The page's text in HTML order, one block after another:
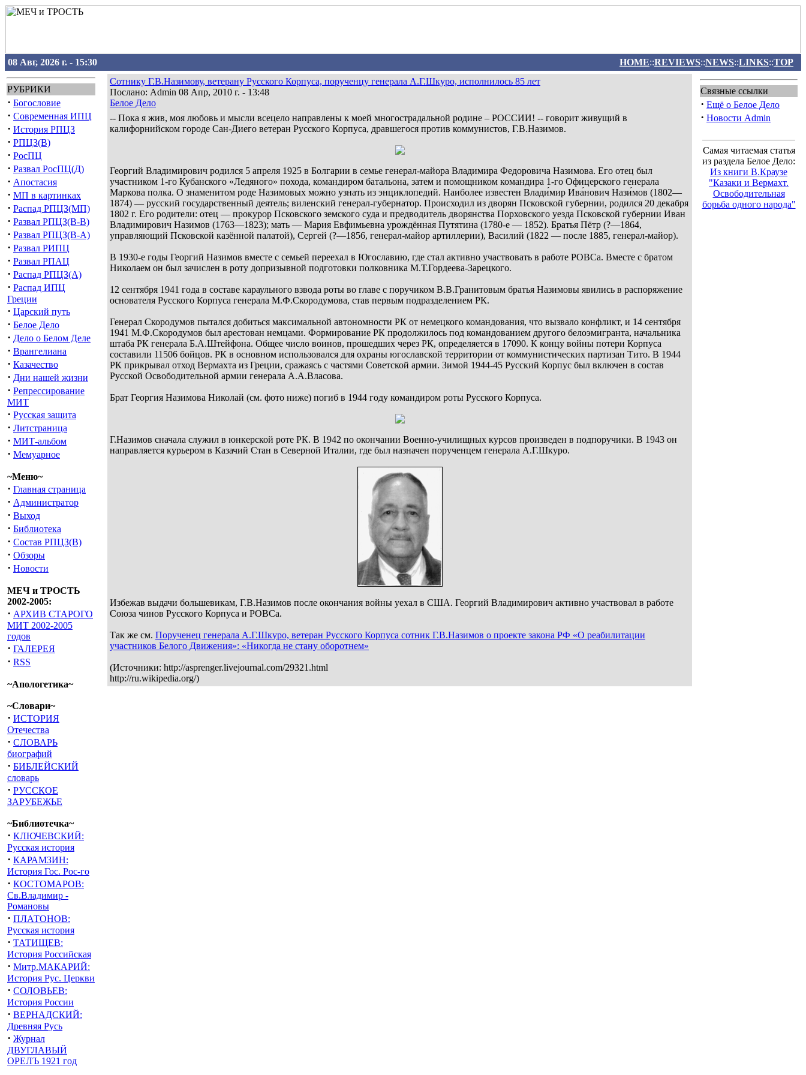
08 Авг, 2026 г. - 15:30 HOME::REVIEWS::NEWS::LINKS::TOP
РУБРИКИ
· Богословие
· Современная ИПЦ
· История РПЦЗ
· РПЦЗ(В)
· РосПЦ
· Развал РосПЦ(Д)
· Апостасия
· МП в картинках
· Распад РПЦЗ(МП)
· Развал РПЦЗ(В-В)
· Развал РПЦЗ(В-А)
· Развал РИПЦ
· Развал РПАЦ
· Распад РПЦЗ(А)
· Распад ИПЦ
Греции
· Царский путь
· Белое Дело
· Дело о Белом Деле
· Врангелиана
· Казачество
· Дни нашей жизни
· Репрессирование
МИТ
· Русская защита
· Литстраница
· МИТ-альбом
· Мемуарное
~Меню~
· Главная страница
· Администратор
· Выход
· Библиотека
· Состав РПЦЗ(В)
· Обзоры
· Новости
МЕЧ и ТРОСТЬ
2002-2005:
· АРХИВ СТАРОГО
МИТ 2002-2005
годов
· ГАЛЕРЕЯ
· RSS
~Апологетика~
~Словари~
· ИСТОРИЯ
Отечества
· СЛОВАРЬ
биографий
· БИБЛЕЙСКИЙ
словарь
· РУССКОЕ
ЗАРУБЕЖЬЕ
~Библиотечка~
· КЛЮЧЕВСКИЙ:
Русская история
· КАРАМЗИН:
История Гос. Рос-го
· КОСТОМАРОВ:
Св.Владимир -
Романовы
· ПЛАТОНОВ:
Русская история
· ТАТИЩЕВ:
История Российская
· Митр.МАКАРИЙ:
История Рус. Церкви
· СОЛОВЬЕВ:
История России
· ВЕРНАДСКИЙ:
Древняя Русь
· Журнал
ДВУГЛАВЫЙ
ОРЕЛЪ 1921 год
Сотнику Г.В.Назимову, ветерану Русского Корпуса, порученцу генерала А.Г.Шкуро, исполнилось 85 лет
Послано: Admin 08 Апр, 2010 г. - 13:48
Белое Дело
-- Пока я жив, моя любовь и мысли всецело направлены к моей многострадальной родине – РОССИИ! -- говорит живущий в
калифорнийском городе Сан-Диего ветеран Русского Корпуса, дравшегося против коммунистов, Г.В.Назимов.
Георгий Владимирович родился 5 апреля 1925 в Болгарии в семье генерал-майора Владимира Федоровича Назимова. Его отец был
участником 1-го Кубанского «Ледяного» похода, командиром батальона, затем и помощником командира 1-го Офицерского генерала
Маркова полка. О знаменитом роде Назимовых можно узнать из энциклопедий. Наиболее известен Влади́мир Ива́нович Нази́мов (1802—
1874) — русский государственный деятель; виленский генерал-губернатор. Происходил из дворян Псковской губернии, родился 20 декабря
1802 г. Его родители: отец — прокурор Псковского земского суда и предводитель дворянства Порховского уезда Псковской губернии Иван
Владимирович Назимов (1763—1823); мать — Мария Евфимьевна урождённая Путятина (1780-е — 1852). Братья Пётр (?—1864,
управляющий Псковской казённой палатой), Сергей (?—1856, генерал-майор артиллерии), Василий (1822 — после 1885, генерал-майор).
В 1930-е годы Георгий Назимов вместе с семьей переехал в Югославию, где стал активно участвовать в работе РОВСа. Вместе с братом
Николаем он был зачислен в роту допризывной подготовки полковника М.Т.Гордеева-Зарецкого.
12 сентября 1941 года в составе караульного взвода роты во главе с поручиком В.В.Гранитовым братья Назимовы явились в распоряжение
основателя Русского Корпуса генерала М.Ф.Скородумова, став первым подразделением РК.
Генерал Скородумов пытался добиться максимальной автономности РК от немецкого командования, что вызвало конфликт, и 14 сентября
1941 М.Ф.Скородумов был арестован немцами. Формирование РК продолжилось под командованием другого белоэмигранта, начальника
штаба РК генерала Б.А.Штейфона. Общее число воинов, прошедших через РК, определяется в 17090. К концу войны потери Корпуса
составили 11506 бойцов. РК в основном использовался для охраны югославской территории от коммунистических партизан Тито. В 1944
РК прикрывал отход Вермахта из Греции, сражаясь с частями Советской армии. Зимой 1944-45 Русский Корпус был включен в состав
Русской Освободительной армии генерала А.А.Власова.
Брат Георгия Назимова Николай (см. фото ниже) погиб в 1944 году командиром роты Русского Корпуса.
Г.Назимов сначала служил в юнкерской роте РК. В 1942 по окончании Военно-училищных курсов произведен в подпоручики. В 1943 он
направляется курьером в Казачий Стан в Северной Италии, где был назначен порученцем генерала А.Г.Шкуро.
Избежав выдачи большевикам, Г.В.Назимов после окончания войны уехал в США. Георгий Владимирович активно участвовал в работе
Союза чинов Русского Корпуса и РОВСа.
Так же см. Порученец генерала А.Г.Шкуро, ветеран Русского Корпуса сотник Г.В.Назимов о проекте закона РФ «О реабилитации
участников Белого Движения»: «Никогда не стану оборотнем»
(Источники: http://asprenger.livejournal.com/29321.html
http://ru.wikipedia.org/)
Связные ссылки
· Ещё о Белое Дело
· Новости Admin
Самая читаемая статья
из раздела Белое Дело:
Из книги В.Краузе
"Казаки и Вермахт.
Освободительная
борьба одного народа"